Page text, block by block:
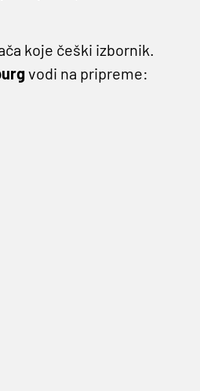
koje češki izbornik.
vodi na pripreme: